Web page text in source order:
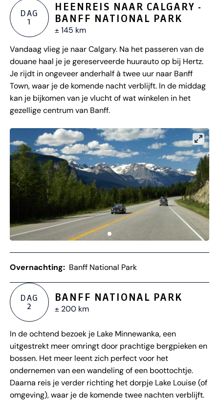
DAG
1
HEENREIS NAAR CALGARY -
BANFF NATIONAL PARK
± 145 km
Vandaag vlieg je naar Calgary. Na het passeren van de
douane haal je je gereserveerde huurauto op bij Hertz.
Je rijdt in ongeveer anderhalf à twee uur naar Banff
Town, waar je de komende nacht verblijft. In de middag
kan je bijkomen van je vlucht of wat winkelen in het
gezellige centrum van Banff.
Overnachting: Banff National Park
DAG
2
BANFF NATIONAL PARK
± 200 km
In de ochtend bezoek je Lake Minnewanka, een
uitgestrekt meer omringt door prachtige bergpieken en
bossen. Het meer leent zich perfect voor het
ondernemen van een wandeling of een boottochtje.
Daarna reis je verder richting het dorpje Lake Louise (of
omgeving), waar je de komende twee nachten verblijft.